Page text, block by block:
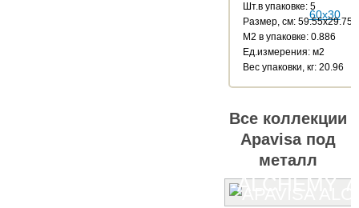
Шт.в упаковке: 5
Размер, см: 59.55x29.75
М2 в упаковке: 0.886
Ед.измерения: м2
Веc упаковки, кг: 20.96
Все коллекции
Apavisa под
металл
ALCHEMY